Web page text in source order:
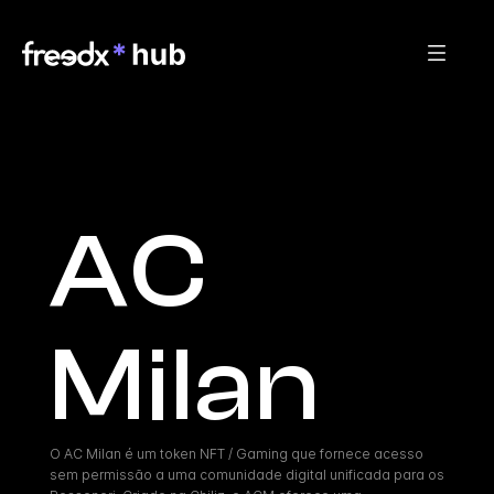
AC
Milan
O AC Milan é um token NFT / Gaming que fornece acesso
sem permissão a uma comunidade digital unificada para os